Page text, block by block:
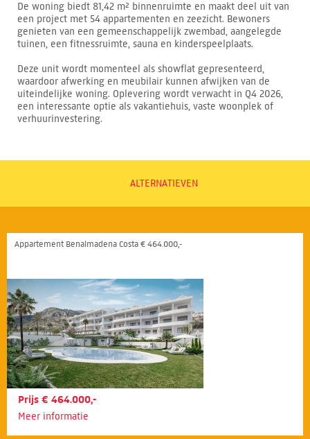
De woning biedt 81,42 m² binnenruimte en maakt deel uit van
een project met 54 appartementen en zeezicht. Bewoners
genieten van een gemeenschappelijk zwembad, aangelegde
tuinen, een fitnessruimte, sauna en kinderspeelplaats.
Deze unit wordt momenteel als showflat gepresenteerd,
waardoor afwerking en meubilair kunnen afwijken van de
uiteindelijke woning. Oplevering wordt verwacht in Q4 2026,
een interessante optie als vakantiehuis, vaste woonplek of
verhuurinvestering.
ALTERNATIEVEN
Appartement Benalmadena Costa € 464.000,-
Prijs € 464.000,-
Meer informatie